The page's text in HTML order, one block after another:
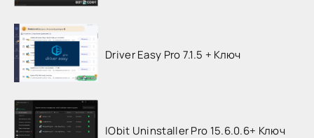
Driver Easy Pro 7.1.5 + Ключ
IObit Uninstaller Pro 15.6.0.6+ Ключ